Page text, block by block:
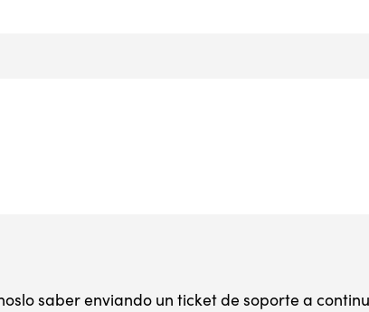
saber enviando un ticket de soporte a